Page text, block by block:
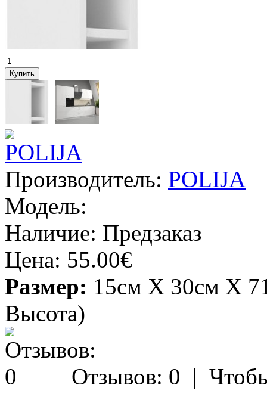
Производитель: POLIJA
Модель:
Наличие: Предзаказ
Цена: 55.00€
Размер: 15см X 30см X
Высота)
Отзывов: 0 |